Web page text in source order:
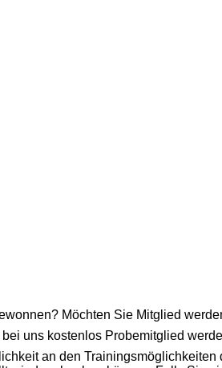
Möchten Sie Mitglied
uns kostenlos Probemitglied
an den